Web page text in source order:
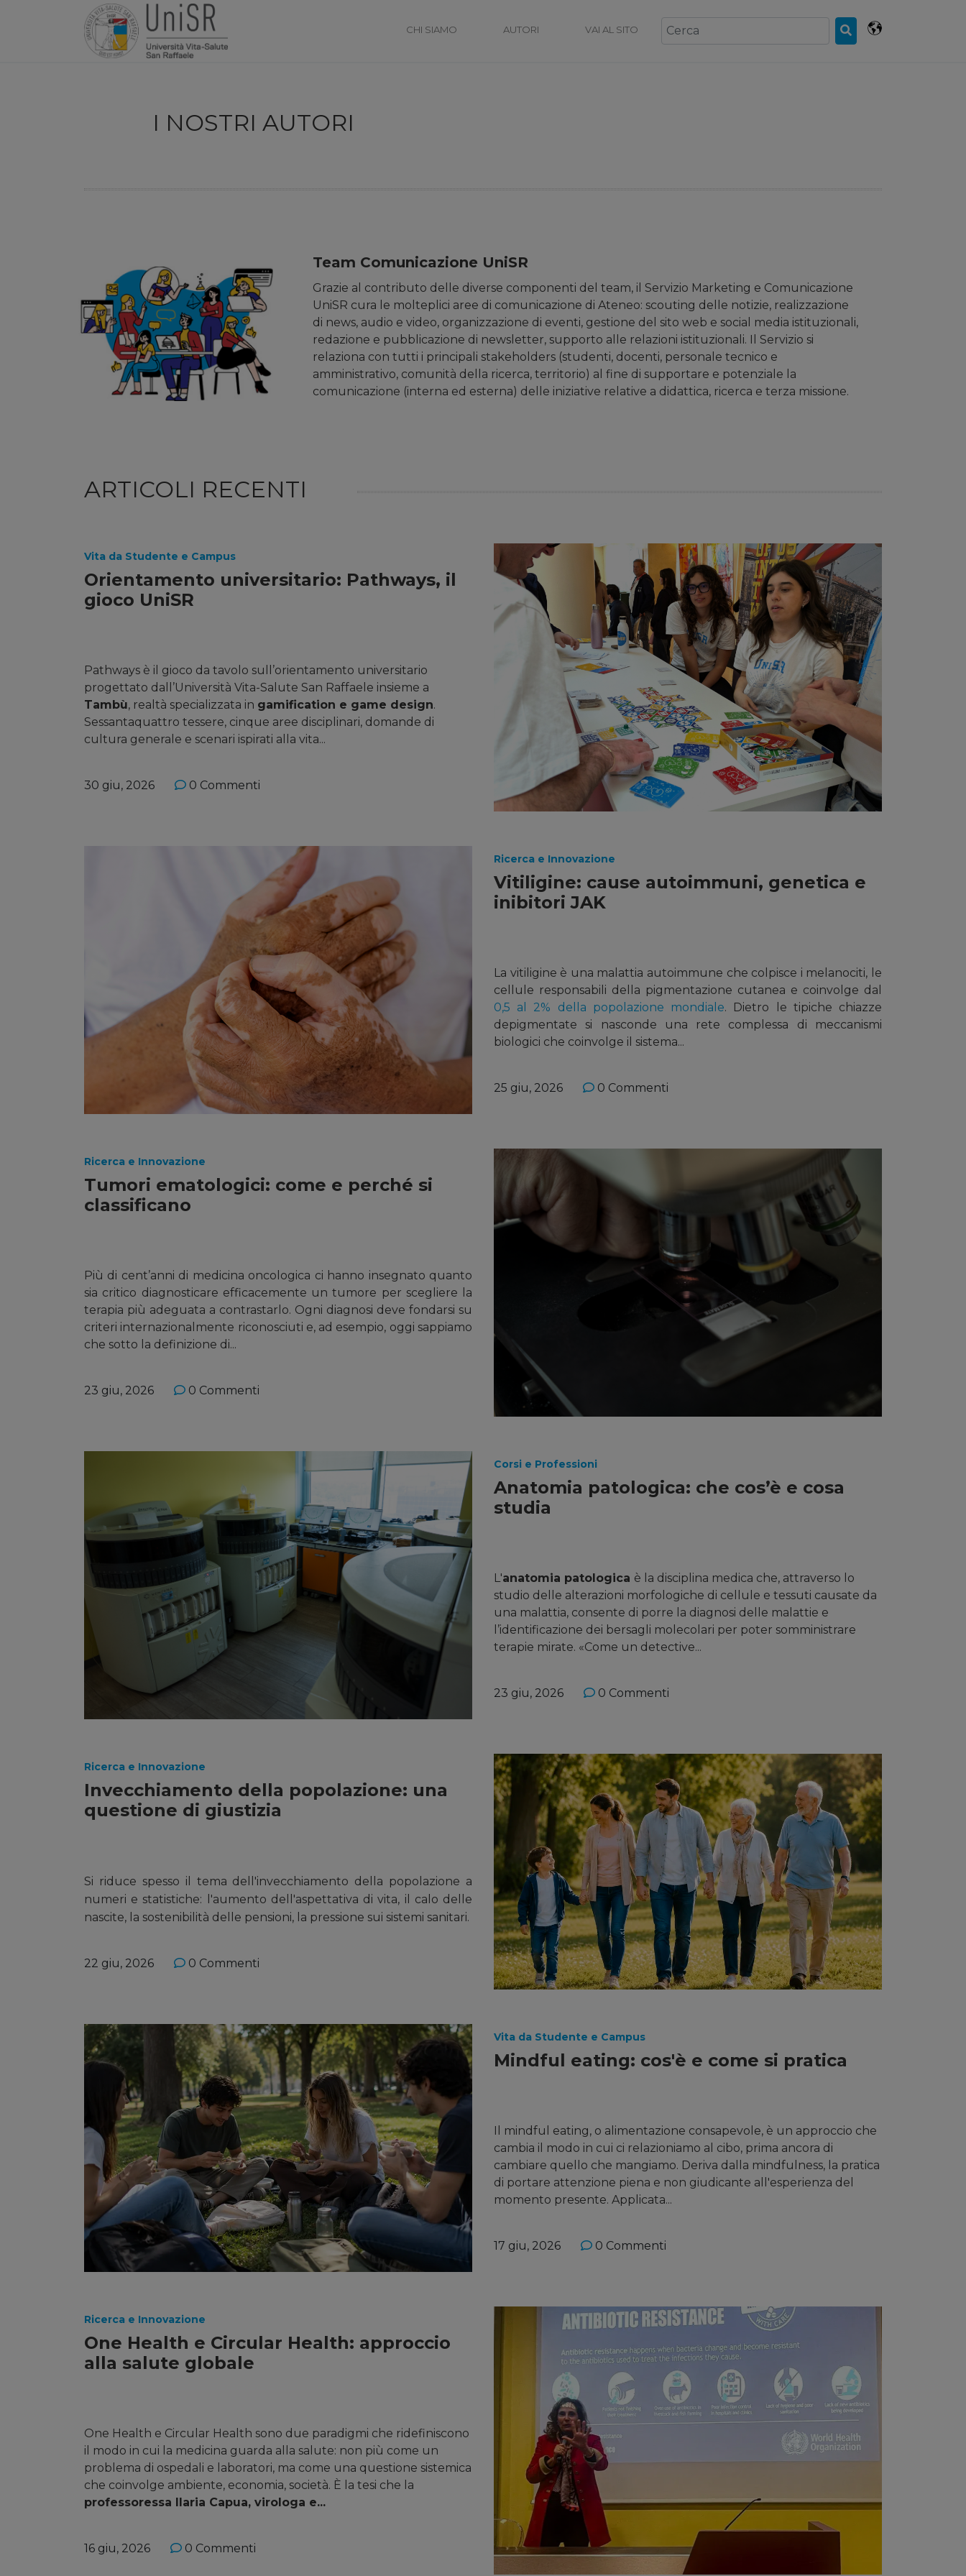
CHI SIAMO AUTORI VAI AL SITO
I NOSTRI AUTORI
Team Comunicazione UniSR
Grazie al contributo delle diverse componenti del team, il Servizio Marketing e Comunicazione
UniSR cura le molteplici aree di comunicazione di Ateneo: scouting delle notizie, realizzazione
di news, audio e video, organizzazione di eventi, gestione del sito web e social media istituzionali,
redazione e pubblicazione di newsletter, supporto alle relazioni istituzionali. Il Servizio si
relaziona con tutti i principali stakeholders (studenti, docenti, personale tecnico e
amministrativo, comunità della ricerca, territorio) al fine di supportare e potenziale la
comunicazione (interna ed esterna) delle iniziative relative a didattica, ricerca e terza missione.
ARTICOLI RECENTI
Vita da Studente e Campus
Orientamento universitario: Pathways, il
gioco UniSR
Pathways è il gioco da tavolo sull’orientamento universitario
progettato dall’Università Vita-Salute San Raffaele insieme a
Tambù, realtà specializzata in gamification e game design.
Sessantaquattro tessere, cinque aree disciplinari, domande di
cultura generale e scenari ispirati alla vita...
30 giu, 2026 0 Commenti
Ricerca e Innovazione
Vitiligine: cause autoimmuni, genetica e
inibitori JAK
La vitiligine è una malattia autoimmune che colpisce i melanociti, le
cellule responsabili della pigmentazione cutanea e coinvolge dal
0,5 al 2% della popolazione mondiale. Dietro le tipiche chiazze
depigmentate si nasconde una rete complessa di meccanismi
biologici che coinvolge il sistema...
25 giu, 2026 0 Commenti
Ricerca e Innovazione
Tumori ematologici: come e perché si
classificano
Più di cent’anni di medicina oncologica ci hanno insegnato quanto
sia critico diagnosticare efficacemente un tumore per scegliere la
terapia più adeguata a contrastarlo. Ogni diagnosi deve fondarsi su
criteri internazionalmente riconosciuti e, ad esempio, oggi sappiamo
che sotto la definizione di...
23 giu, 2026 0 Commenti
Corsi e Professioni
Anatomia patologica: che cos’è e cosa
studia
L'anatomia patologica è la disciplina medica che, attraverso lo
studio delle alterazioni morfologiche di cellule e tessuti causate da
una malattia, consente di porre la diagnosi delle malattie e
l’identificazione dei bersagli molecolari per poter somministrare
terapie mirate. «Come un detective...
23 giu, 2026 0 Commenti
Ricerca e Innovazione
Invecchiamento della popolazione: una
questione di giustizia
Si riduce spesso il tema dell'invecchiamento della popolazione a
numeri e statistiche: l'aumento dell'aspettativa di vita, il calo delle
nascite, la sostenibilità delle pensioni, la pressione sui sistemi sanitari.
22 giu, 2026 0 Commenti
Vita da Studente e Campus
Mindful eating: cos'è e come si pratica
Il mindful eating, o alimentazione consapevole, è un approccio che
cambia il modo in cui ci relazioniamo al cibo, prima ancora di
cambiare quello che mangiamo. Deriva dalla mindfulness, la pratica
di portare attenzione piena e non giudicante all'esperienza del
momento presente. Applicata...
17 giu, 2026 0 Commenti
Ricerca e Innovazione
One Health e Circular Health: approccio
alla salute globale
One Health e Circular Health sono due paradigmi che ridefiniscono
il modo in cui la medicina guarda alla salute: non più come un
problema di ospedali e laboratori, ma come una questione sistemica
che coinvolge ambiente, economia, società. È la tesi che la
professoressa Ilaria Capua, virologa e...
16 giu, 2026 0 Commenti